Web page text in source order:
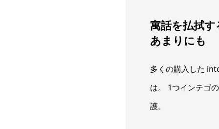
寓話を払拭
あまりにも
多くの購入した
は。 1つインテゴ
護。